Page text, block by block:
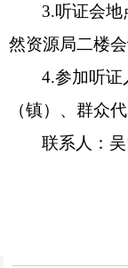
3.听证会地
然资源局二楼
4.参加听证
（镇）、群众代
联系人：